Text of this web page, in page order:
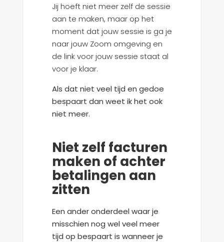
Jij hoeft niet meer zelf de sessie
aan te maken, maar op het
moment dat jouw sessie is ga je
naar jouw Zoom omgeving en
de link voor jouw sessie staat al
voor je klaar.
Als dat niet veel tijd en gedoe
bespaart dan weet ik het ook
niet meer.
Niet zelf facturen
maken of achter
betalingen aan
zitten
Een ander onderdeel waar je
misschien nog wel veel meer
tijd op bespaart is wanneer je